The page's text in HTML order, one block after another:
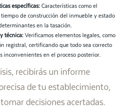
específicas: Características como el
de construcción del inmueble y estado
en la tasación.
técnica: Verificamos elementos legales, como
registral, certificando que todo sea correcto
inconvenientes en el proceso posterior.
recibirás un informe
de tu establecimiento,
decisiones acertadas.